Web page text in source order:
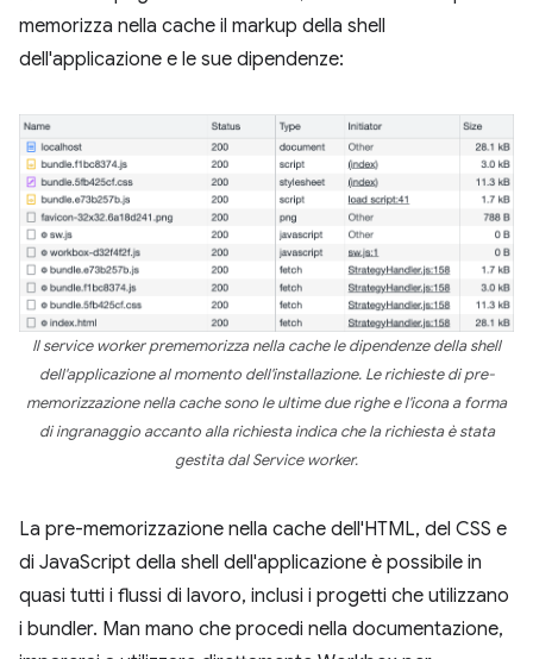
memorizza nella cache il markup della shell
dell'applicazione e le sue dipendenze:
Il service worker prememorizza nella cache le dipendenze della shell
dell'applicazione al momento dell'installazione. Le richieste di pre-
memorizzazione nella cache sono le ultime due righe e l'icona a forma
di ingranaggio accanto alla richiesta indica che la richiesta è stata
gestita dal Service worker.
La pre-memorizzazione nella cache dell'HTML, del CSS e
di JavaScript della shell dell'applicazione è possibile in
quasi tutti i flussi di lavoro, inclusi i progetti che utilizzano
i bundler. Man mano che procedi nella documentazione,